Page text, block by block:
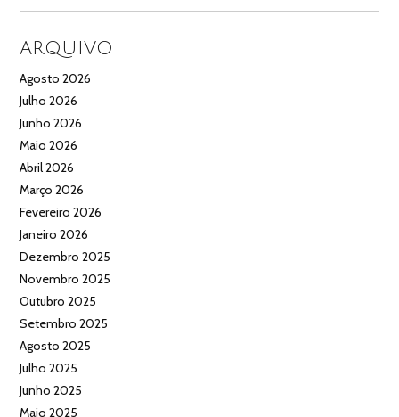
ARQUIVO
Agosto 2026
Julho 2026
Junho 2026
Maio 2026
Abril 2026
Março 2026
Fevereiro 2026
Janeiro 2026
Dezembro 2025
Novembro 2025
Outubro 2025
Setembro 2025
Agosto 2025
Julho 2025
Junho 2025
Maio 2025